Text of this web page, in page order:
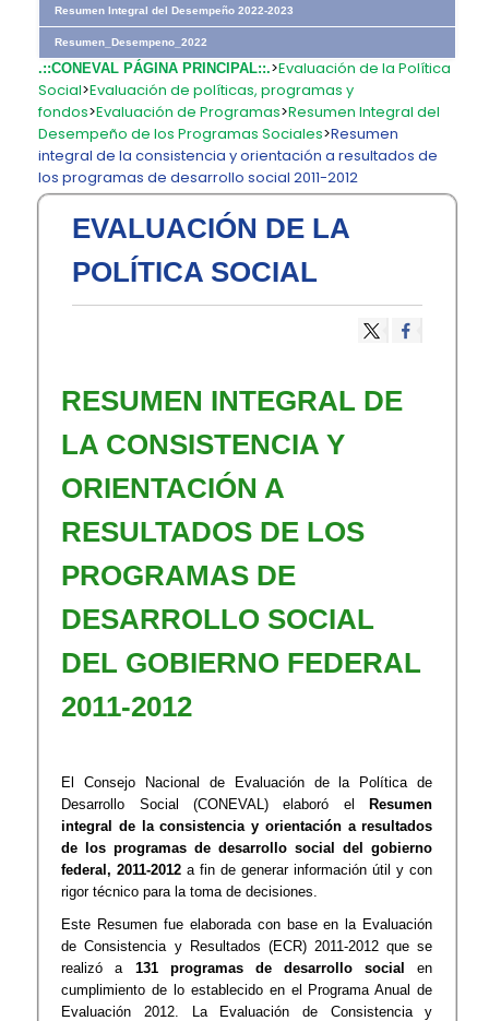
Resumen Integral del Desempeño 2022-2023
Resumen_Desempeno_2022
.::CONEVAL PÁGINA PRINCIPAL::.>Evaluación de la Política
Social>Evaluación de políticas, programas y
fondos>Evaluación de Programas>Resumen Integral del
Desempeño de los Programas Sociales>Resumen
integral de la consistencia y orientación a resultados de
los programas de desarrollo social 2011-2012
EVALUACIÓN DE LA
POLÍTICA SOCIAL
​RESUMEN INTEGRAL DE
LA CONSISTENCIA Y
ORIENTACIÓN A
RESULTADOS DE LOS
PROGRAMAS DE
DESARROLLO SOCIAL
DEL GOBIERNO FEDERAL
2011-2012
El Consejo Nacional de Evaluación de la Política de
Desarrollo Social (CONEVAL) elaboró el
Resumen
integral de la consistencia y orientación a resultados
de los programas de desarrollo social del gobierno
federal, 2011-2012 a fin de generar información útil y con
rigor técnico para la toma de decisiones.
Este Resumen fue elaborada con base en la Evaluación
de Consistencia y Resultados (ECR) 2011-2012 que se
realizó a 131 programas de desarrollo social
en
cumplimiento de lo establecido en el Programa Anual de
Evaluación 2012. La Evaluación de Consistencia y